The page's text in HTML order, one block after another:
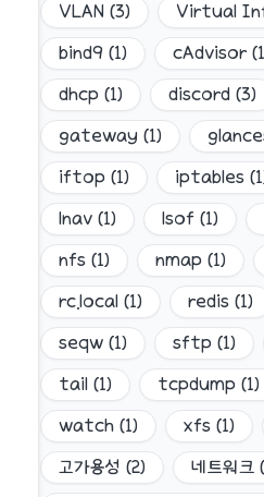
VLAN (3) Virtual
bind9 (1) cAdvisor(1
dhcp (1) discord (3)
gateway (1)
iftop (1) iptables (1
lnav (1) lsof (1)
nfs (1) nmap (1)
rc.local (1) redis (1)
seqw (1) sftp (1)
tail (1) tcpdump (1)
watch (1) xfs (1)
고가용성 (2) 네트워크 (